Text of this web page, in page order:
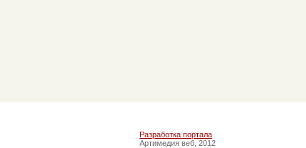
Разработка портала
Артимедия веб, 2012